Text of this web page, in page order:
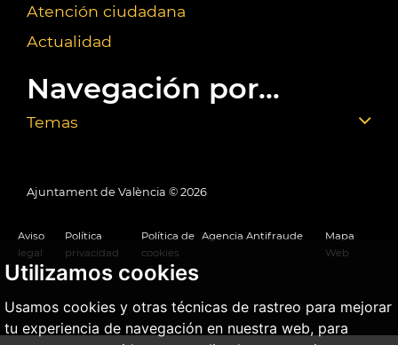
Utilizamos cookies
Usamos cookies y otras técnicas de rastreo para mejorar
tu experiencia de navegación en nuestra web, para
Atención ciudadana
Actualidad
Navegación por...
Temas
Ajuntament de València © 2026
Aviso
legal
Política
privacidad
Política de
cookies
Agencia Antifraude
Mapa
Web